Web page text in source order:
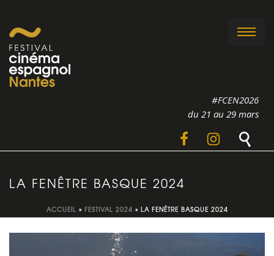
#FCEN2026
du 21 au 29 mars
LA FENÊTRE BASQUE 2024
ACCUEIL » FESTIVAL 2024 » LA FENÊTRE BASQUE 2024